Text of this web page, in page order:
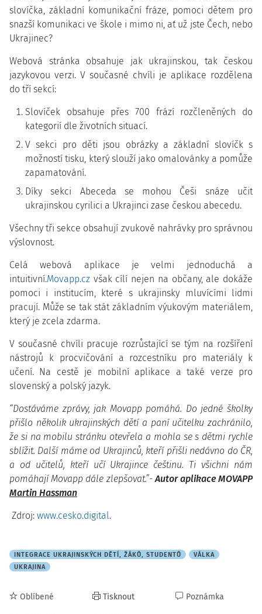
slovíčka, základní komunikační fráze, pomoci dětem pro
snazší komunikaci ve škole i mimo ni, ať už jste Čech, nebo
Ukrajinec?
Webová stránka obsahuje jak ukrajinskou, tak českou
jazykovou verzi. V současné chvíli je aplikace rozdělena
do tří sekcí:
Slovíček obsahuje přes 700 frází rozčleněných do
kategorií dle životních situací.
V sekci pro děti jsou obrázky a základní slovíčk s
možností tisku, který slouží jako omalovánky a pomůže
zapamatování.
Díky sekci Abeceda se mohou Češi snáze učit
ukrajinskou cyrilici a Ukrajinci zase českou abecedu.
Všechny tři sekce obsahují zvukové nahrávky pro správnou
výslovnost.
Celá webová aplikace je velmi jednoduchá a
intuitivní.Movapp.cz však cílí nejen na občany, ale dokáže
pomoci i institucím, které s ukrajinsky mluvícími lidmi
pracují. Může se tak stát základním výukovým materiálem,
který je zcela zdarma.
V současné chvíli pracuje rozrůstající se tým na rozšíření
nástrojů k procvičování a rozcestníku pro materiály k
učení. Na cestě je mobilní aplikace a také verze pro
slovenský a polský jazyk.
“Dostáváme zprávy, jak Movapp pomáhá. Do jedné školky
přišlo několik ukrajinských dětí a paní učitelku zachránilo,
že si na mobilu stránku otevřela a mohla se s dětmi rychle
sblížit. Další máme od Ukrajinců, kteří přišli nedávno do ČR,
a od učitelů, kteří učí Ukrajince češtinu. Ti všichni nám
pomáhají Movapp dále zlepšovat.”-Autor aplikace MOVAPP
Martin Hassman
Zdroj: www.cesko.digital.
INTEGRACE UKRAJINSKÝCH DĚTÍ, ŽÁKŮ, STUDENTŮ
VÁLKA
UKRAJINA
Oblíbené Tisknout Poznámka